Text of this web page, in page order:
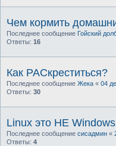
Чем кормить
Последнее сообщение Гойский
Ответы: 16
Как РАСкреститься?
Последнее сообщение Жека « 04
Ответы: 30
Linux это НЕ Windows
Последнее сообщение сисадмин «
Ответы: 4